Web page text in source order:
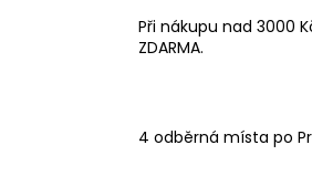
Při nákupu nad 3000
ZDARMA.
4 odběrná místa po